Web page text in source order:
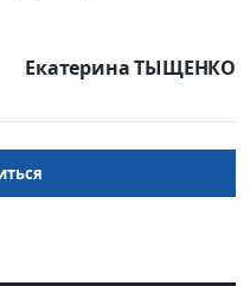
Екатерина ТЫЩЕНКО